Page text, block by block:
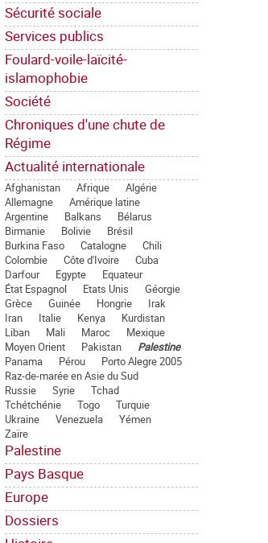
Sécurité sociale
Services publics
Foulard-voile-laïcité-
islamophobie
Société
Chroniques d'une chute de
Régime
Actualité internationale
Afghanistan Afrique
Algérie
Allemagne
Amérique latine
Argentine
Balkans
Bélarus
Birmanie
Bolivie
Brésil
Burkina Faso
Catalogne
Chili
Colombie
Côte d'Ivoire
Cuba
Darfour
Egypte
Equateur
État Espagnol
Etats Unis
Géorgie
Grèce
Guinée Hongrie
Irak
Iran
Italie Kenya
Kurdistan
Liban
Mali Maroc
Mexique
Moyen Orient
Pakistan
Palestine
Panama
Pérou
Porto Alegre 2005
Raz-de-marée en Asie du Sud
Russie
Syrie
Tchad
Tchétchénie
Togo
Turquie
Ukraine
Venezuela
Yémen
Zaïre
Palestine
Pays Basque
Europe
Dossiers